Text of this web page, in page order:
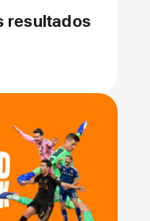
resultados